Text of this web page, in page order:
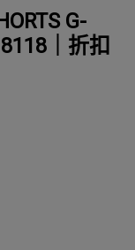
G-
｜折扣